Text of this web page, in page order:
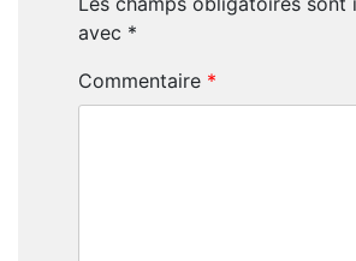
avec *
Commentaire *